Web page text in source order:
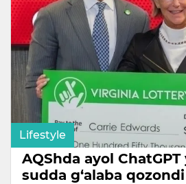
Lifestyle
AQShda ayol
sudda g‘alaba qozondi